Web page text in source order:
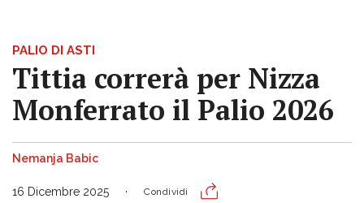
PALIO DI ASTI
Tittia correrà per Nizza
Monferrato il Palio 2026
Nemanja Babic
16 Dicembre 2025 Condividi